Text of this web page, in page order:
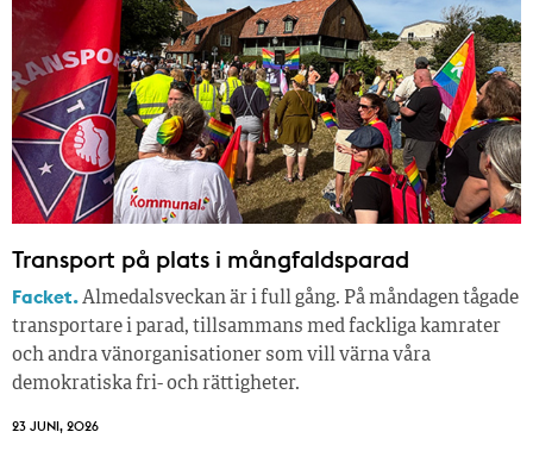
Transport på plats i mångfaldsparad
Facket.Almedalsveckan är i full gång. På måndagen tågade
transportare i parad, tillsammans med fackliga kamrater
och andra vänorganisationer som vill värna våra
demokratiska fri- och rättigheter.
23 JUNI, 2026